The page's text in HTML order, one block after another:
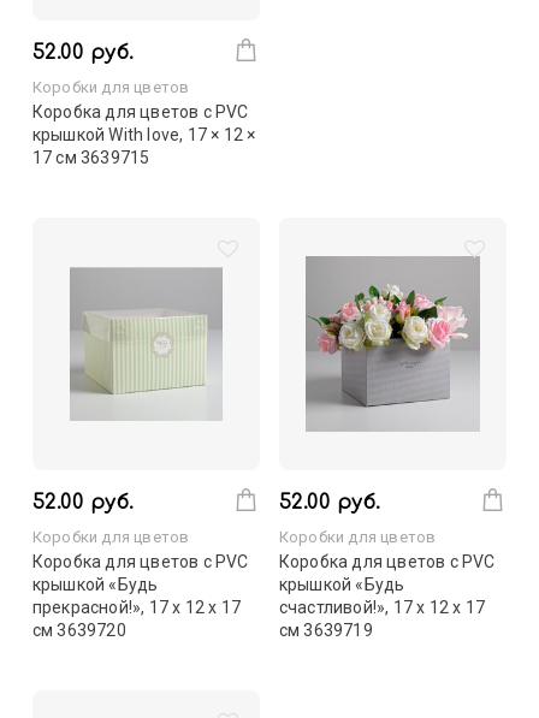
52.00 руб.
Коробки для цветов
Коробка для цветов с PVC
крышкой With love, 17 × 12 ×
17 см 3639715
52.00 руб.
Коробки для цветов
Коробка для цветов с PVC
крышкой «Будь
прекрасной!», 17 х 12 х 17
см 3639720
52.00 руб.
Коробки для цветов
Коробка для цветов с PVC
крышкой «Будь
счастливой!», 17 х 12 х 17
см 3639719